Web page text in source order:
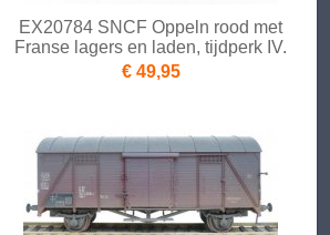
EX20784 SNCF Oppeln rood met
Franse lagers en laden, tijdperk IV.
€ 49,95